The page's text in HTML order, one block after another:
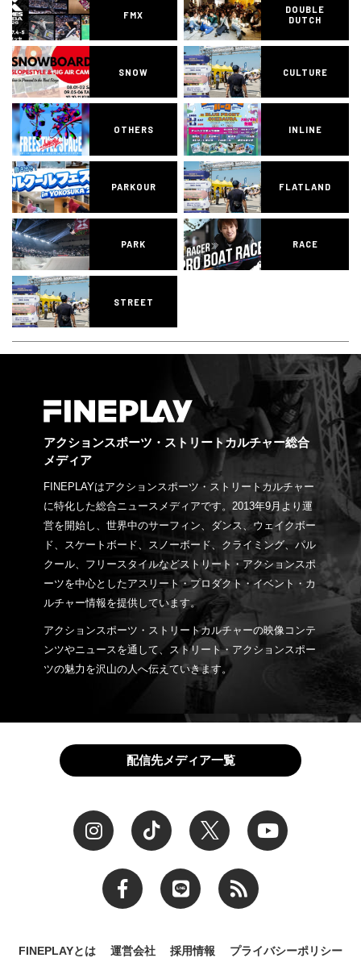
FMX
DOUBLE
DUTCH
SNOW CULTURE
OTHERS INLINE
PARKOUR FLATLAND
PARK RACE
STREET
アクションスポーツ・ストリートカルチャー総合
メディア
FINEPLAYはアクションスポーツ・ストリートカルチャー
に特化した総合ニュースメディアです。2013年9月より運
営を開始し、世界中のサーフィン、ダンス、ウェイクボー
ド、スケートボード、スノーボード、クライミング、パル
クール、フリースタイルなどストリート・アクションスポ
ーツを中心としたアスリート・プロダクト・イベント・カ
ルチャー情報を提供しています。
アクションスポーツ・ストリートカルチャーの映像コンテ
ンツやニュースを通して、ストリート・アクションスポー
ツの魅力を沢山の人へ伝えていきます。
配信先メディア一覧
FINEPLAYとは 運営会社 採用情報 プライバシーポリシー